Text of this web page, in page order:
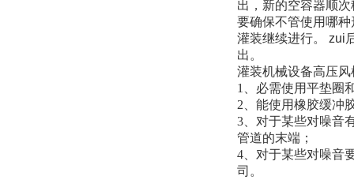
出，新的空容器顺
要确保不管使用哪
灌装继续进行。 zui
出。
灌装机械设备高压
1、必需使用平垫圈
2、能使用橡胶缓冲
3、对于某些对噪音
管道的末端；
4、对于某些对噪音
司。